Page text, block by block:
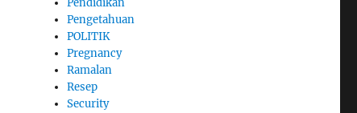
Pendidikan
Pengetahuan
POLITIK
Pregnancy
Ramalan
Resep
Security